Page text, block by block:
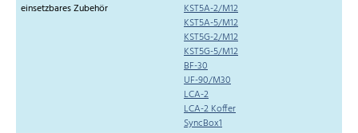
einsetzbares Zubehör
KST5A-2/M12
KST5A-5/M12
KST5G-2/M12
KST5G-5/M12
BF-30
UF-90/M30
LCA-2
LCA-2 Koffer
SyncBox1